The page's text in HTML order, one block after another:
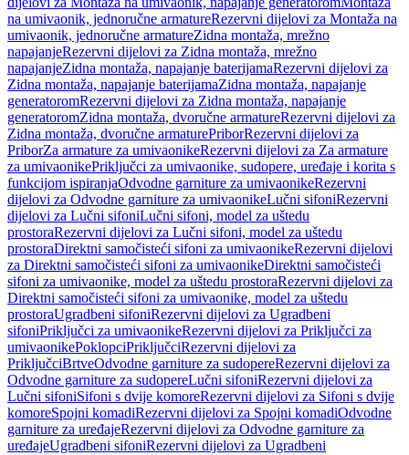
na umivaonik, jednoručne armatureRezervni dijelovi za Montaža na
umivaonik, jednoručne armatureZidna montaža, mrežno
napajanjeRezervni dijelovi za Zidna montaža, mrežno
napajanjeZidna montaža, napajanje baterijamaRezervni dijelovi za
Zidna montaža, napajanje baterijamaZidna montaža, napajanje
generatoromRezervni dijelovi za Zidna montaža, napajanje
generatoromZidna montaža, dvoručne armatureRezervni dijelovi za
Zidna montaža, dvoručne armaturePriborRezervni dijelovi za
PriborZa armature za umivaonikeRezervni dijelovi za Za armature
za umivaonikePriključci za umivaonike, sudopere, uređaje i korita s
funkcijom ispiranjaOdvodne garniture za umivaonikeRezervni
dijelovi za Odvodne garniture za umivaonikeLučni sifoniRezervni
dijelovi za Lučni sifoniLučni sifoni, model za uštedu
prostoraRezervni dijelovi za Lučni sifoni, model za uštedu
prostoraDirektni samočisteći sifoni za umivaonikeRezervni dijelovi
za Direktni samočisteći sifoni za umivaonikeDirektni samočisteći
sifoni za umivaonike, model za uštedu prostoraRezervni dijelovi za
Direktni samočisteći sifoni za umivaonike, model za uštedu
prostoraUgradbeni sifoniRezervni dijelovi za Ugradbeni
sifoniPriključci za umivaonikeRezervni dijelovi za Priključci za
umivaonikePoklopciPriključciRezervni dijelovi za
PriključciBrtveOdvodne garniture za sudopereRezervni dijelovi za
Odvodne garniture za sudopereLučni sifoniRezervni dijelovi za
Lučni sifoniSifoni s dvije komoreRezervni dijelovi za Sifoni s dvije
komoreSpojni komadiRezervni dijelovi za Spojni komadiOdvodne
garniture za uređajeRezervni dijelovi za Odvodne garniture za
uređajeUgradbeni sifoniRezervni dijelovi za Ugradbeni